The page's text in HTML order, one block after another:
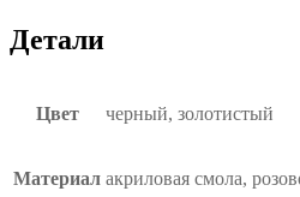
Детали
Цвет черный, золотистый
Материал акриловая смола,